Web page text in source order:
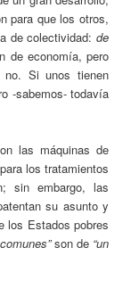
para que los otros,
de colectividad: de
de economía, pero
no. Si unos tienen
-sabemos- todavía
las máquinas de
los tratamientos
sin embargo, las
su asunto y
los Estados pobres
son de “un